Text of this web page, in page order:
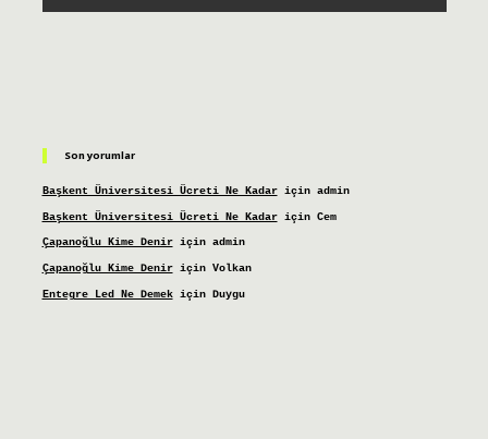
Son yorumlar
Başkent Üniversitesi Ücreti Ne Kadariçin admin
Başkent Üniversitesi Ücreti Ne Kadariçin Cem
Çapanoğlu Kime Deniriçin admin
Çapanoğlu Kime Deniriçin Volkan
Entegre Led Ne Demekiçin Duygu